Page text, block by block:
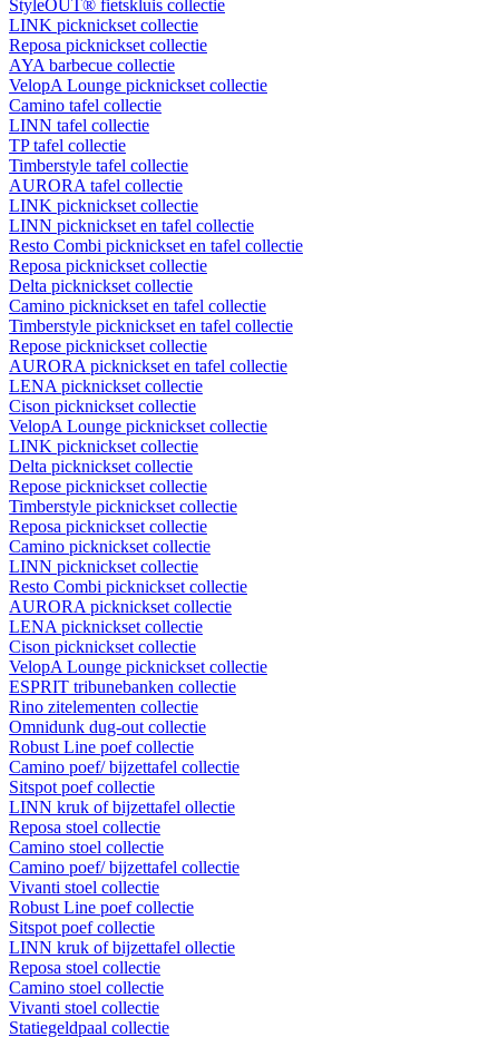
StyleOUT® fietskluis collectie
LINK picknickset collectie
Reposa picknickset collectie
AYA barbecue collectie
VelopA Lounge picknickset collectie
Camino tafel collectie
LINN tafel collectie
TP tafel collectie
Timberstyle tafel collectie
AURORA tafel collectie
LINK picknickset collectie
LINN picknickset en tafel collectie
Resto Combi picknickset en tafel collectie
Reposa picknickset collectie
Delta picknickset collectie
Camino picknickset en tafel collectie
Timberstyle picknickset en tafel collectie
Repose picknickset collectie
AURORA picknickset en tafel collectie
LENA picknickset collectie
Cison picknickset collectie
VelopA Lounge picknickset collectie
LINK picknickset collectie
Delta picknickset collectie
Repose picknickset collectie
Timberstyle picknickset collectie
Reposa picknickset collectie
Camino picknickset collectie
LINN picknickset collectie
Resto Combi picknickset collectie
AURORA picknickset collectie
LENA picknickset collectie
Cison picknickset collectie
VelopA Lounge picknickset collectie
ESPRIT tribunebanken collectie
Rino zitelementen collectie
Omnidunk dug-out collectie
Robust Line poef collectie
Camino poef/ bijzettafel collectie
Sitspot poef collectie
LINN kruk of bijzettafel ollectie
Reposa stoel collectie
Camino stoel collectie
Camino poef/ bijzettafel collectie
Vivanti stoel collectie
Robust Line poef collectie
Sitspot poef collectie
LINN kruk of bijzettafel ollectie
Reposa stoel collectie
Camino stoel collectie
Vivanti stoel collectie
Statiegeldpaal collectie